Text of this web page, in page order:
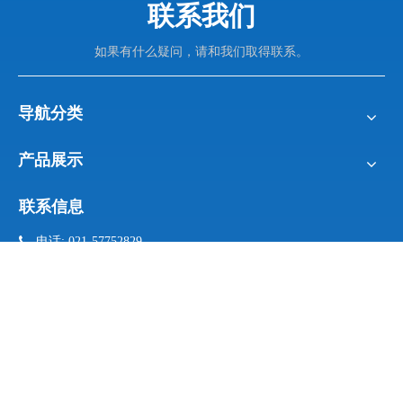
联系我们
如果有什么疑问，请和我们取得联系。
导航分类
产品展示
联系信息
电话: 021-57752829